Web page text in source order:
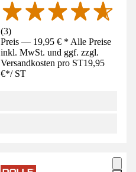
(3)
Preis — 19,95 € * Alle Preise
inkl. MwSt. und ggf. zzgl.
Versandkosten pro ST19,95
€*/ ST